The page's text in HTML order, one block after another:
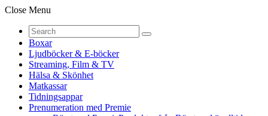
Close Menu
Boxar
Ljudböcker & E-böcker
Streaming, Film & TV
Hälsa & Skönhet
Matkassar
Tidningsappar
Prenumeration med Premie